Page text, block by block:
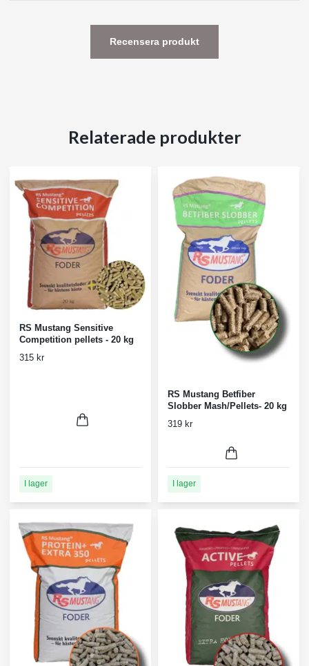
Recensera produkt
Relaterade produkter
RS Mustang Sensitive
Competition pellets - 20 kg
315 kr
I lager
RS Mustang Betfiber
Slobber Mash/Pellets- 20 kg
319 kr
I lager